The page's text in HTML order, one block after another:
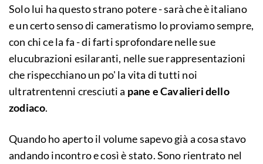
Solo lui ha questo strano potere - sarà che è italiano
e un certo senso di cameratismo lo proviamo sempre,
con chi ce la fa - di farti sprofondare nelle sue
elucubrazioni esilaranti, nelle sue rappresentazioni
che rispecchiano un po' la vita di tutti noi
ultratrentenni cresciuti a pane e Cavalieri dello
zodiaco.
Quando ho aperto il volume sapevo già a cosa stavo
andando incontro e così è stato. Sono rientrato nel